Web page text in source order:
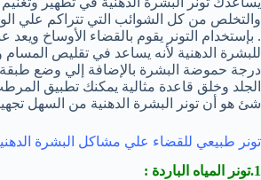
والتخلص من كل الشوائب التي تتراكم علي
. بإستخدام التونر يقوم بالقضاء الأوساخ
للبشرة الدهنية لأنه يساعد في تقليص المسام
درجة حموضة البشرة بالإضافة إلي وضع
الجلد وخلق قاعدة مثالية يمكنك تطبيق
شئ هو أن تونر البشرة الدهنية من السهل
تونر طبيعي للقضاء علي مشاكل البشرة
1.تونر المياه الباردة :